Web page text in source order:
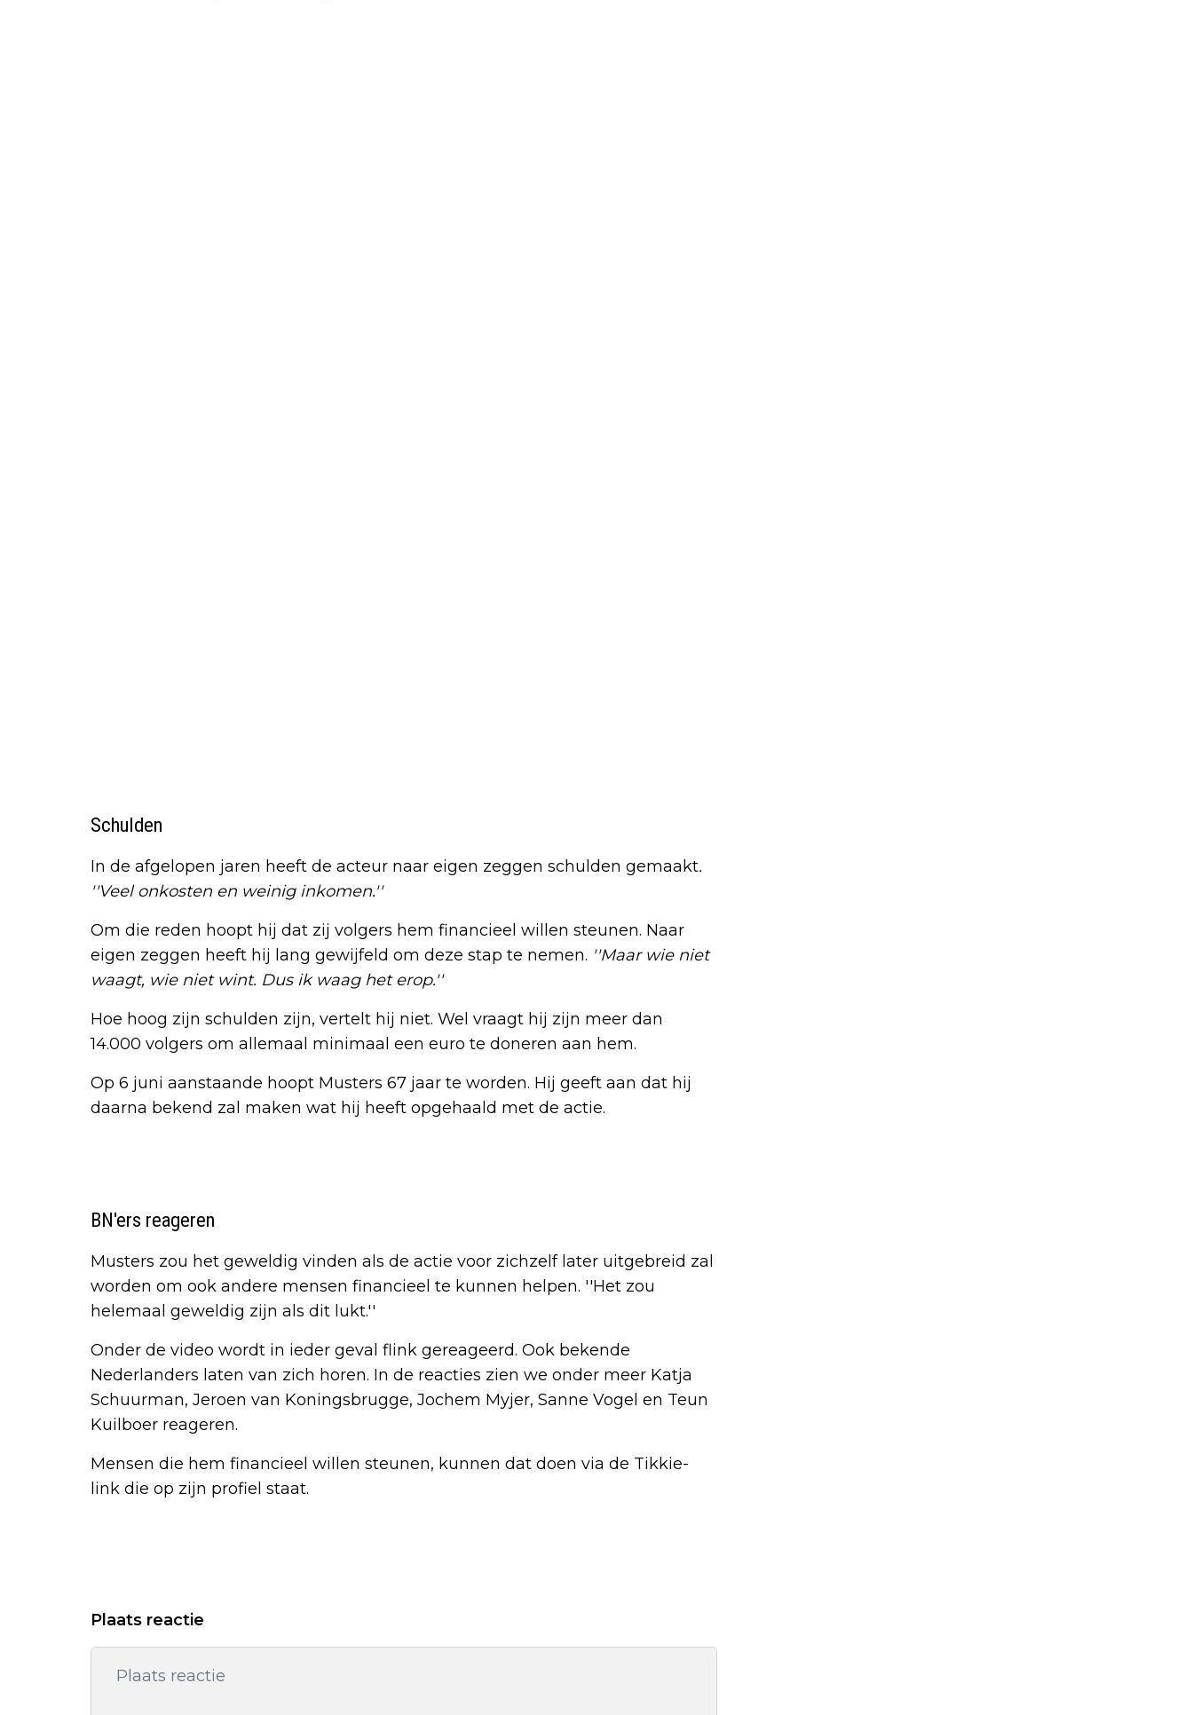
Schulden
In de afgelopen jaren heeft de acteur naar eigen zeggen schulden gemaakt.
''Veel onkosten en weinig inkomen.''
Om die reden hoopt hij dat zij volgers hem financieel willen steunen. Naar
eigen zeggen heeft hij lang gewijfeld om deze stap te nemen. ''Maar wie niet
waagt, wie niet wint. Dus ik waag het erop.''
Hoe hoog zijn schulden zijn, vertelt hij niet. Wel vraagt hij zijn meer dan
14.000 volgers om allemaal minimaal een euro te doneren aan hem.
Op 6 juni aanstaande hoopt Musters 67 jaar te worden. Hij geeft aan dat hij
daarna bekend zal maken wat hij heeft opgehaald met de actie.
BN'ers reageren
Musters zou het geweldig vinden als de actie voor zichzelf later uitgebreid zal
worden om ook andere mensen financieel te kunnen helpen. ''Het zou
helemaal geweldig zijn als dit lukt.''
Onder de video wordt in ieder geval flink gereageerd. Ook bekende
Nederlanders laten van zich horen. In de reacties zien we onder meer Katja
Schuurman, Jeroen van Koningsbrugge, Jochem Myjer, Sanne Vogel en Teun
Kuilboer reageren.
Mensen die hem financieel willen steunen, kunnen dat doen via de Tikkie-
link die op zijn profiel staat.
Plaats reactie